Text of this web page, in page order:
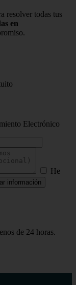
resolver todas tus
en
Electrónico
He
información
de 24 horas.